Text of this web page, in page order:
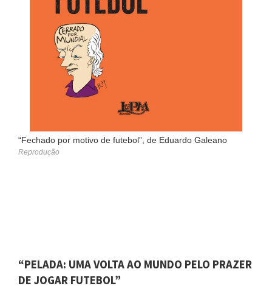
“Fechado por motivo de futebol”, de Eduardo Galeano
Reprodução
“PELADA: UMA VOLTA AO MUNDO PELO PRAZER
DE JOGAR FUTEBOL”